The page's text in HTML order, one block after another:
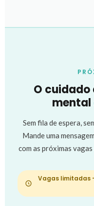
O cuidado
mental
Sem fila de espera,
Mande uma
com as próximas
Vagas limitadas